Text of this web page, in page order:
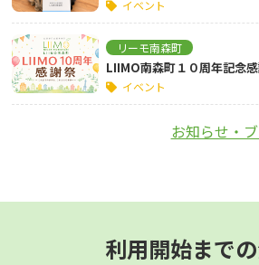
イベント
リーモ南森町
LIIMO南森町１０周年記念
イベント
お知らせ・
利用開始まで